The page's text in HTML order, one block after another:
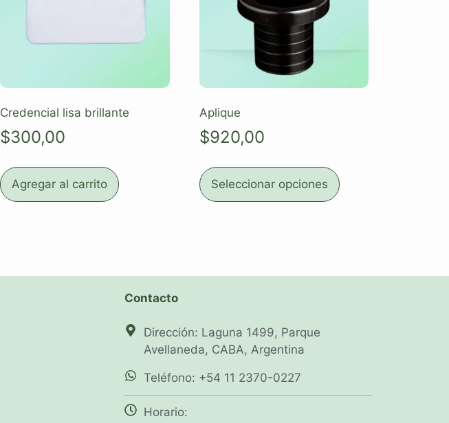
Credencial lisa brillante
$300,00
Agregar al carrito
Aplique
$920,00
Seleccionar opciones
Contacto
Dirección: Laguna 1499, Parque
Avellaneda, CABA, Argentina
Teléfono: +54 11 2370-0227
Horario: